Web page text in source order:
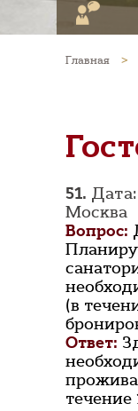
Главная >
51. Дата:
Москва
Вопрос:
(в
Ответ:
течение